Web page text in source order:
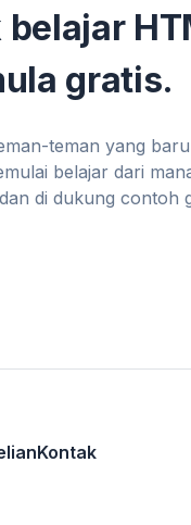
gratis.
teman yang
belajar dari
di dukung contoh
Kontak